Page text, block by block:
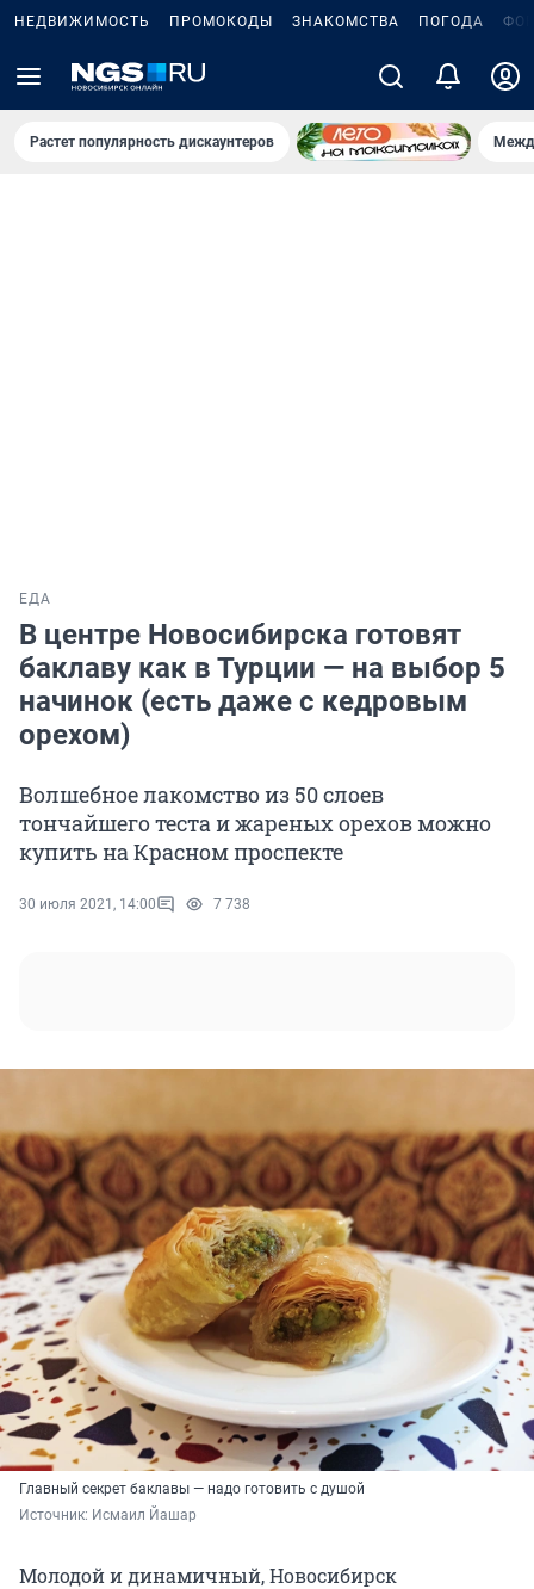
НЕДВИЖИМОСТЬ ПРОМОКОДЫ ЗНАКОМСТВА ПОГОДА
Растет популярность дискаунтеров
ЕДА
В центре Новосибирска готовят
баклаву как в Турции — на выбор 5
начинок (есть даже с кедровым
орехом)
Волшебное лакомство из 50 слоев
тончайшего теста и жареных орехов можно
купить на Красном проспекте
30 июля 2021, 14:00 7 738
Главный секрет баклавы — надо готовить с душой
Источник: Исмаил Йашар
Молодой и динамичный, Новосибирск